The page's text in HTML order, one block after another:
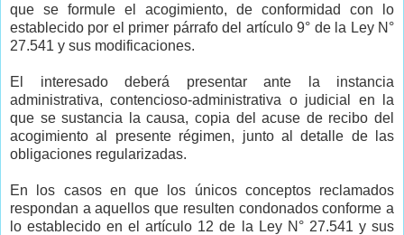
que se formule el acogimiento, de conformidad con lo
establecido por el primer párrafo del artículo 9° de la Ley N°
27.541 y sus modificaciones.
El interesado deberá presentar ante la instancia
administrativa, contencioso-administrativa o judicial en la
que se sustancia la causa, copia del acuse de recibo del
acogimiento al presente régimen, junto al detalle de las
obligaciones regularizadas.
En los casos en que los únicos conceptos reclamados
respondan a aquellos que resulten condonados conforme a
lo establecido en el artículo 12 de la Ley N° 27.541 y sus